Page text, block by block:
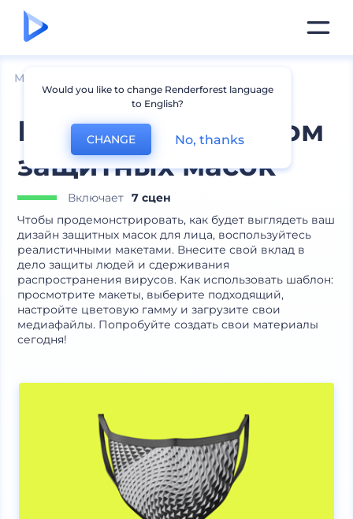
Мокапы
Макеты с дизайном
защитных масок
Включает 7 сцен
Чтобы продемонстрировать, как будет выглядеть ваш
дизайн защитных масок для лица, воспользуйтесь
реалистичными макетами. Внесите свой вклад в
дело защиты людей и сдерживания
распространения вирусов. Как использовать шаблон:
просмотрите макеты, выберите подходящий,
настройте цветовую гамму и загрузите свои
медиафайлы. Попробуйте создать свои материалы
сегодня!
Would you like to change Renderforest language
to English?
CHANGE No, thanks